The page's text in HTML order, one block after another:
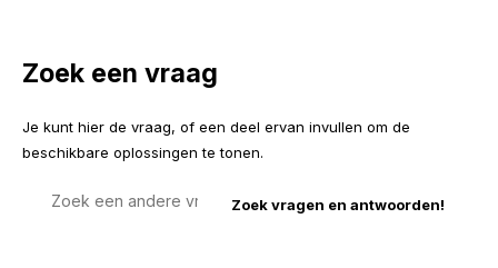
Zoek een vraag
Je kunt hier de vraag, of een deel ervan invullen om de
beschikbare oplossingen te tonen.